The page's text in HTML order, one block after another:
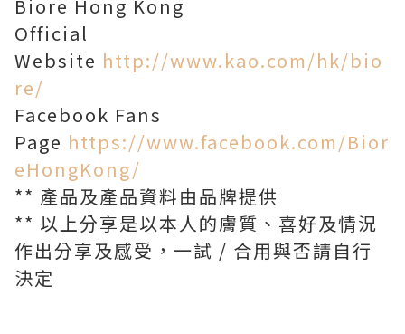
Biore Hong Kong
Official
Website http://www.kao.com/hk/bio
re/
Facebook Fans
Page https://www.facebook.com/Bior
eHongKong/
** 產品及產品資料由品牌提供
** 以上分享是以本人的膚質、喜好及情況
作出分享及感受，一試 / 合用與否請自行
決定